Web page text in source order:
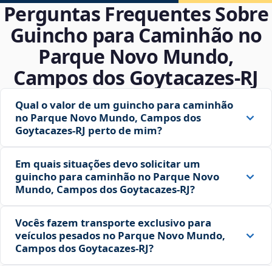
Perguntas Frequentes Sobre
Guincho para Caminhão no
Parque Novo Mundo,
Campos dos Goytacazes‑RJ
Qual o valor de um guincho para caminhão
no Parque Novo Mundo, Campos dos
Goytacazes‑RJ perto de mim?
Em quais situações devo solicitar um
guincho para caminhão no Parque Novo
Mundo, Campos dos Goytacazes‑RJ?
Vocês fazem transporte exclusivo para
veículos pesados no Parque Novo Mundo,
Campos dos Goytacazes‑RJ?